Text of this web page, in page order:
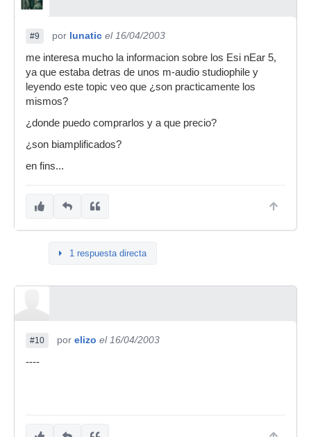
#9 por lunatic el 16/04/2003
me interesa mucho la informacion sobre los Esi nEar 5,
ya que estaba detras de unos m-audio studiophile y
leyendo este topic veo que ¿son practicamente los
mismos?
¿donde puedo comprarlos y a que precio?
¿son biamplificados?
en fins...
1 respuesta directa
#10 por elizo el 16/04/2003
----